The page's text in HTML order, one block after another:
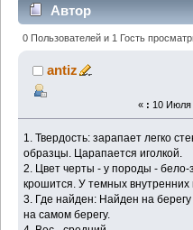
Автор
порода с кристаликами
раз)
0 Пользователей и 1 Гость
antiz
« : 10 Июля
1. Твердость: зарапает легко
образцы. Царапается иголкой.
2. Цвет черты - у породы -
крошится. У темных внутренних
3. Где найден: Найден на
на самом берегу.